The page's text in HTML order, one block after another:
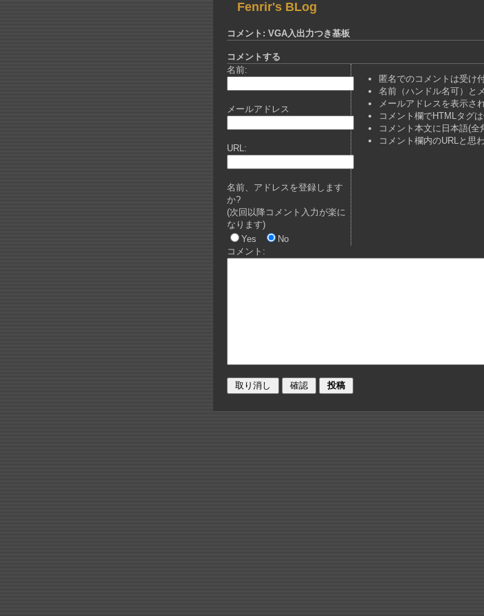
Fenrir's BLog
コメント: VGA入出力つき基板
コメントする
名前:
メールアドレス
URL:
名前、アドレスを登録します
か?
(次回以降コメント入力が楽に
なります)
Yes
No
匿名でのコメントは受け
名前（ハンドル名可）と
メールアドレスを表示さ
コメント欄でHTMLタグ
コメント本文に日本語(全
コメント欄内のURLと思
コメント: